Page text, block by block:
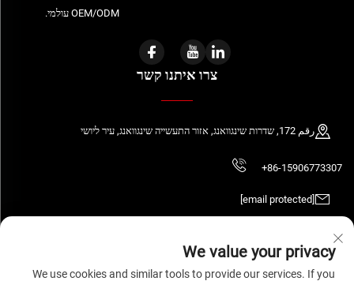
OEM/ODM עולמי.
צרו איתנו קשר
رقم 172, שדרות שינגוואנג, אזור התעשייה שינגוואנג, עיר ליושי
+86-15906773307
כל הזכויות שמורות © 2026 WENZHOU DAQUAN ELECTRIC CO.,LTD מדיניות הפרטיות
We value your privacy
We use cookies and similar tools to provide our services. If you